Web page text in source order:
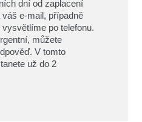
dní od zaplacení
e-mail, případně
po telefonu.
můžete
V tomto
už do 2